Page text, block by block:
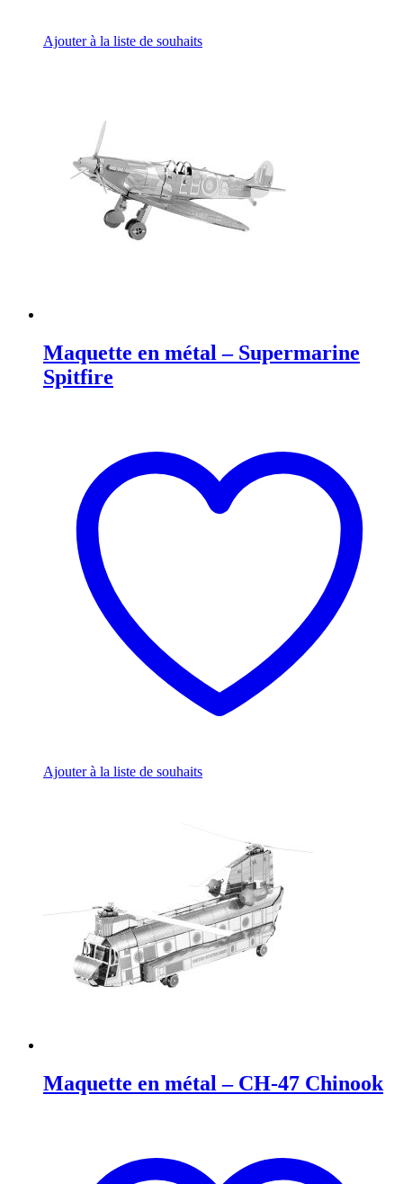
Ajouter à la liste de souhaits
Maquette en métal – Supermarine
Spitfire
Ajouter à la liste de souhaits
Maquette en métal – CH-47 Chinook